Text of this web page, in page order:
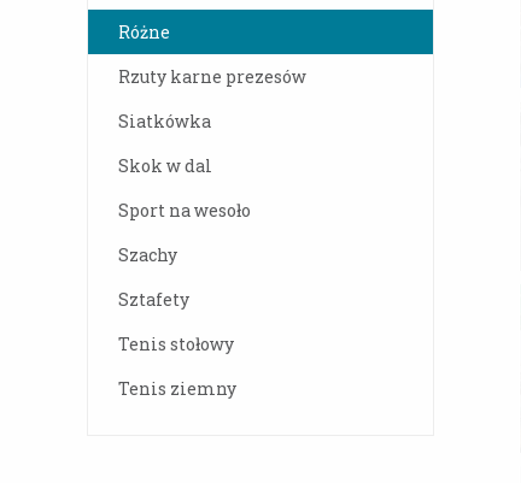
Różne
Rzuty karne prezesów
Siatkówka
Skok w dal
Sport na wesoło
Szachy
Sztafety
Tenis stołowy
Tenis ziemny